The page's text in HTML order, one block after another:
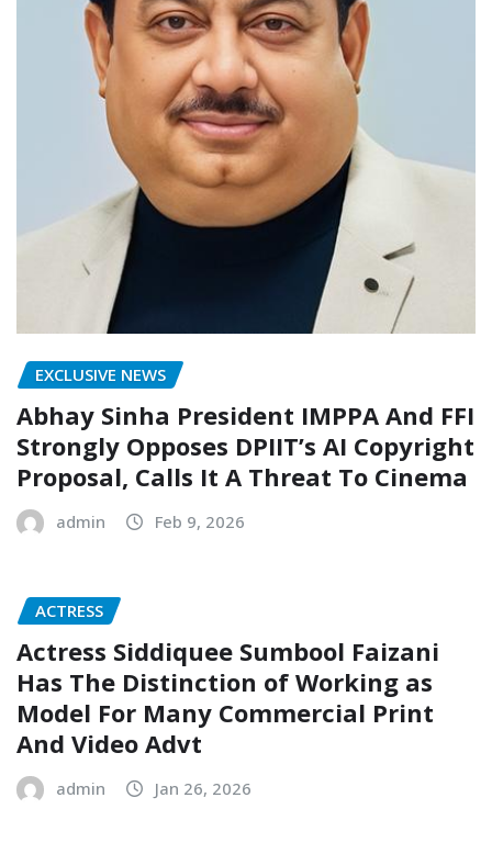
EXCLUSIVE NEWS
Abhay Sinha President IMPPA And FFI
Strongly Opposes DPIIT’s AI Copyright
Proposal, Calls It A Threat To Cinema
admin Feb 9, 2026
ACTRESS
Actress Siddiquee Sumbool Faizani
Has The Distinction of Working as
Model For Many Commercial Print
And Video Advt
admin Jan 26, 2026